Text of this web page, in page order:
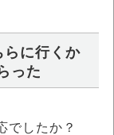
らに行くか
った
でしたか？